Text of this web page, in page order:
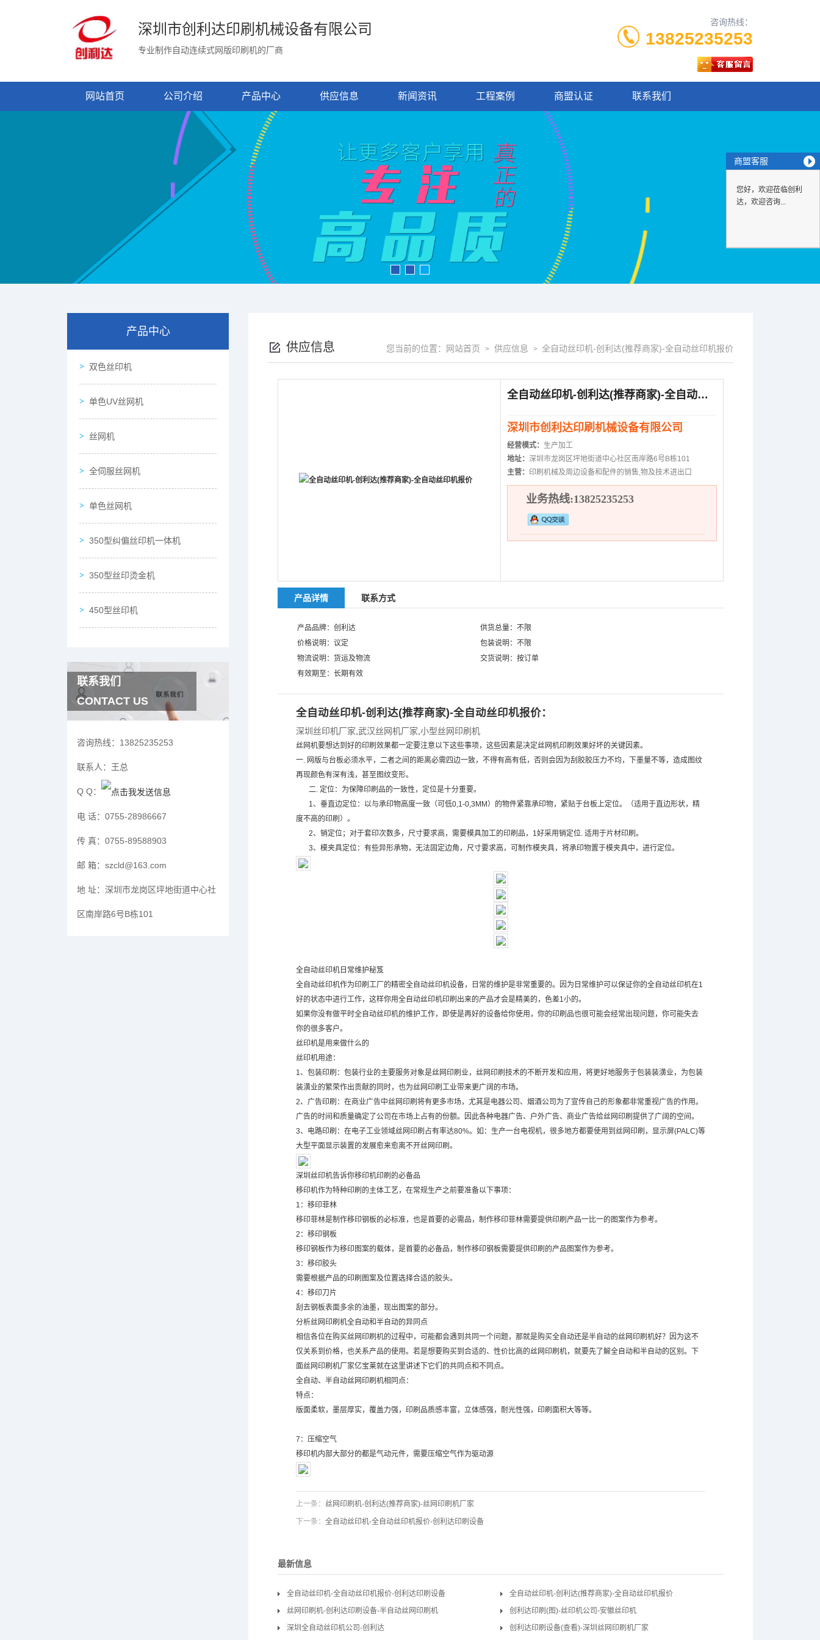
深圳市创利达印刷机械设备有限公司
专业制作自动连续式网版印刷机的厂商
咨询热线：
13825235253
网站首页 公司介绍 产品中心 供应信息 新闻资讯 工程案例 商盟认证 联系我们
产品中心
双色丝印机
单色UV丝网机
丝网机
全伺服丝网机
单色丝网机
350型纠偏丝印机一体机
350型丝印烫金机
450型丝印机
联系我们
CONTACT US
咨询热线： 13825235253
联系人： 王总
Q Q：
电 话： 0755-28986667
传 真： 0755-89588903
邮 箱： szcld@163.com
地 址： 深圳市龙岗区坪地街道中心社
区南岸路6号B栋101
供应信息 您当前的位置： 网站首页 > 供应信息 > 全自动丝印机-创利达(推荐商家)-全自动丝印机报价
全自动丝印机-创利达(推荐商家)-全自动丝印机报价
深圳市创利达印刷机械设备有限公司
经营模式： 生产加工
地址： 深圳市龙岗区坪地街道中心社区南岸路6号B栋101
主营： 印刷机械及周边设备和配件的销售,物及技术进出口
业务热线:13825235253
产品详情 联系方式
产品品牌：创利达
供货总量：不限
价格说明：议定
包装说明：不限
物流说明：货运及物流
交货说明：按订单
有效期至：长期有效
全自动丝印机-创利达(推荐商家)-全自动丝印机报价：
深圳丝印机厂家 武汉丝网机厂家 小型丝网印刷机
丝网机要想达到好的印刷效果都一定要注意以下这些事项，这些因素是决定丝网机印刷效果好坏的关键因素。
一. 网版与台板必须水平，二者之间的距离必需四边一致，不得有高有低，否则会因为刮胶胶压力不均，下墨量不等，造成图纹
再现颜色有深有浅，甚至图纹变形。
二. 定位：为保障印刷品的一致性，定位是十分重要。
1、垂直边定位：以与承印物高度一致（可低0,1-0,3MM）的物件紧靠承印物，紧贴于台板上定位。（适用于直边形状，精
度不高的印刷）。
2、销定位；对于套印次数多，尺寸要求高，需要模具加工的印刷品，1好采用销定位. 适用于片材印刷。
3、模夹具定位：有些异形承物，无法固定边角，尺寸要求高，可制作模夹具，将承印物置于模夹具中，进行定位。
全自动丝印机日常维护秘笈
全自动丝印机作为印刷工厂的精密全自动丝印机设备，日常的维护是非常重要的。因为日常维护可以保证你的全自动丝印机在1
好的状态中进行工作，这样你用全自动丝印机印刷出来的产品才会是精美的，色差1小的。
如果你没有做平时全自动丝印机的维护工作，即使是再好的设备给你使用，你的印刷品也很可能会经常出现问题，你可能失去
你的很多客户。
丝印机是用来做什么的
丝印机用途：
1、包装印刷：包装行业的主要服务对象是丝网印刷业，丝网印刷技术的不断开发和应用，将更好地服务于包装装潢业，为包装
装潢业的繁荣作出贡献的同时，也为丝网印刷工业带来更广阔的市场。
2、广告印刷：在商业广告中丝网印刷将有更多市场，尤其是电器公司、烟酒公司为了宣传自己的形象都非常重视广告的作用。
广告的时间和质量确定了公司在市场上占有的份额。因此各种电器广告、户外广告、商业广告给丝网印刷提供了广阔的空间。
3、电路印刷：在电子工业领域丝网印刷占有率达80%。如：生产一台电视机，很多地方都要使用到丝网印刷，显示屏(PALC)等
大型平面显示装置的发展愈来愈离不开丝网印刷。
深圳丝印机告诉你移印机印刷的必备品
移印机作为特种印刷的主体工艺，在常规生产之前要准备以下事项：
1：移印菲林
移印菲林是制作移印钢板的必标准，也是首要的必需品，制作移印菲林需要提供印刷产品一比一的图案作为参考。
2：移印钢板
移印钢板作为移印图案的载体，是首要的必备品，制作移印钢板需要提供印刷的产品图案作为参考。
3：移印胶头
需要根据产品的印刷图案及位置选择合适的胶头。
4：移印刀片
刮去钢板表面多余的油墨，现出图案的部分。
分析丝网印刷机全自动和半自动的异同点
相信各位在购买丝网印刷机的过程中，可能都会遇到共同一个问题，那就是购买全自动还是半自动的丝网印刷机好？因为这不
仅关系到价格，也关系产品的使用。若是想要购买到合适的、性价比高的丝网印刷机，就要先了解全自动和半自动的区别。下
面丝网印刷机厂家亿宝莱就在这里讲述下它们的共同点和不同点。
全自动、半自动丝网印刷机相同点：
特点：
版面柔软，墨层厚实，覆盖力强，印刷品质感丰富，立体感强，耐光性强，印刷面积大等等。
7：压缩空气
移印机内部大部分的都是气动元件，需要压缩空气作为驱动源
上一条： 丝网印刷机-创利达(推荐商家)-丝网印刷机厂家
下一条： 全自动丝印机-全自动丝印机报价-创利达印刷设备
最新信息
全自动丝印机-全自动丝印机报价-创利达印刷设备
全自动丝印机-创利达(推荐商家)-全自动丝印机报价
丝网印刷机-创利达印刷设备-半自动丝网印刷机
创利达印刷(图)-丝印机公司-安徽丝印机
深圳全自动丝印机公司-创利达
创利达印刷设备(查看)-深圳丝网印刷机厂家
商盟客服
您好，欢迎莅临创利
达，欢迎咨询...